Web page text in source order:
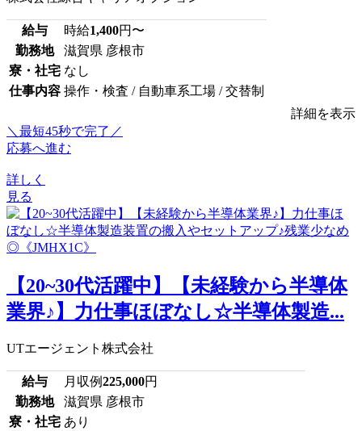
給与 時給1,400円〜
勤務地
滋賀県 彦根市
寮・社宅 なし
仕事内容 操作・検査 / 自動車系工場 / 交替制
詳細を表示
＼最短45秒で完了／
応募へ進む
詳しく
見る
【20~30代活躍中】【未経験から半導体
業界♪】力仕事ほぼなし☆半導体製造...
UTエージェント株式会社
給与 月収例225,000円
勤務地
滋賀県 彦根市
寮・社宅 あり